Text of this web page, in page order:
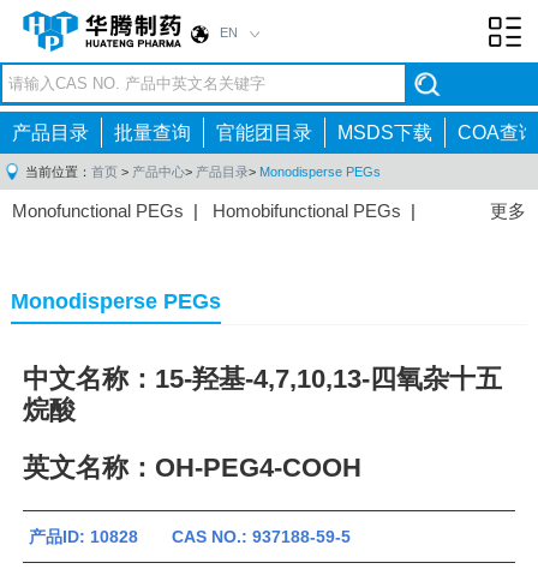
EN
产品目录 批量查询 官能团目录 MSDS下载 COA查询
当前位置： 首页 > 产品中心> 产品目录> Monodisperse PEGs
更多
Monofunctional PEGs | Homobifunctional PEGs |
Monodisperse PEGs
中文名称：15-羟基-4,7,10,13-四氧杂十五
烷酸
英文名称：OH-PEG4-COOH
产品ID: 10828 CAS NO.: 937188-59-5